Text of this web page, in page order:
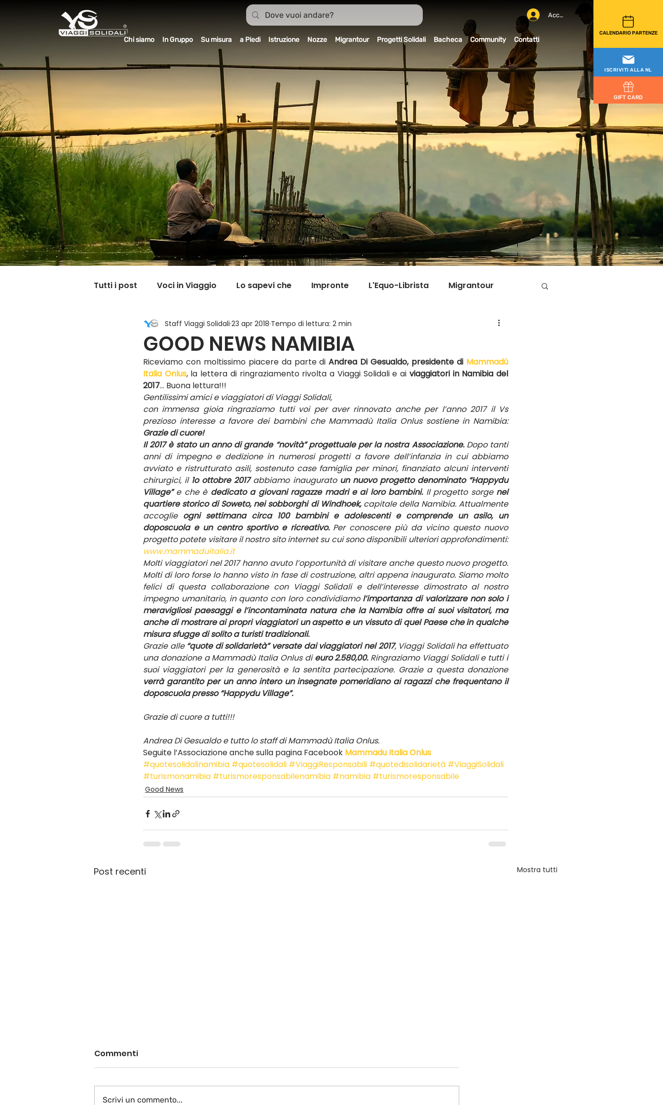
CALENDARIO PARTENZE
Accedi
ISCRIVITI ALLA NL
GIFT CARD
Chi siamo In Gruppo Su misura a Piedi Istruzione Nozze Migrantour Progetti Solidali Bacheca Community Contatti
Tutti i post Voci in Viaggio Lo sapevi che Impronte L'Equo-Librista Migrantour
Dicono di noi Carnet Good News I Viaggi della Tarta
Il mondo @ casa mia Il mondo fuori mi aspetta Viaggi in cucina Pillole di Migrantour
GOOD NEWS NAMIBIA
Staff Viaggi Solidali 23 apr 2018 Tempo di lettura: 2 min
Riceviamo con moltissimo piacere da parte di Andrea Di Gesualdo, presidente di Mammadù
Italia Onlus, la lettera di ringraziamento rivolta a Viaggi Solidali e ai viaggiatori in Namibia del
2017… Buona lettura!!!
Gentilissimi amici e viaggiatori di Viaggi Solidali,
con immensa gioia ringraziamo tutti voi per aver rinnovato anche per l’anno 2017 il Vs
prezioso interesse a favore dei bambini che Mammadù Italia Onlus sostiene in Namibia:
Grazie di cuore!
Il 2017 è stato un anno di grande “novità” progettuale per la nostra Associazione. Dopo tanti
anni di impegno e dedizione in numerosi progetti a favore dell’infanzia in cui abbiamo
avviato e ristrutturato asili, sostenuto case famiglia per minori, finanziato alcuni interventi
chirurgici, il 1o ottobre 2017 abbiamo inaugurato un nuovo progetto denominato “Happydu
Village” e che è dedicato a giovani ragazze madri e ai loro bambini. Il progetto sorge nel
quartiere storico di Soweto, nei sobborghi di Windhoek, capitale della Namibia. Attualmente
accoglie ogni settimana circa 100 bambini e adolescenti e comprende un asilo, un
doposcuola e un centro sportivo e ricreativo. Per conoscere più da vicino questo nuovo
progetto potete visitare il nostro sito internet su cui sono disponibili ulteriori approfondimenti:
www.mammaduitalia.it
Molti viaggiatori nel 2017 hanno avuto l’opportunità di visitare anche questo nuovo progetto.
Molti di loro forse lo hanno visto in fase di costruzione, altri appena inaugurato. Siamo molto
felici di questa collaborazione con Viaggi Solidali e dell’interesse dimostrato al nostro
impegno umanitario, in quanto con loro condividiamo l’importanza di valorizzare non solo i
meravigliosi paesaggi e l’incontaminata natura che la Namibia offre ai suoi visitatori, ma
anche di mostrare ai propri viaggiatori un aspetto e un vissuto di quel Paese che in qualche
misura sfugge di solito a turisti tradizionali.
Grazie alle “quote di solidarietà” versate dai viaggiatori nel 2017, Viaggi Solidali ha effettuato
una donazione a Mammadù Italia Onlus di euro 2.580,00. Ringraziamo Viaggi Solidali e tutti i
suoi viaggiatori per la generosità e la sentita partecipazione. Grazie a questa donazione
verrà garantito per un anno intero un insegnate pomeridiano ai ragazzi che frequentano il
doposcuola presso “Happydu Village”.
Grazie di cuore a tutti!!!
Andrea Di Gesualdo e tutto lo staff di Mammadù Italia Onlus.
Seguite l’Associazione anche sulla pagina Facebook Mammadu Italia Onlus
#quotesolidalinamibia #quotesolidali #ViaggiResponsabili #quotedisolidarietà #ViaggiSolidali
#turismonamibia #turismoresponsabilenamibia #namibia #turismoresponsabile
Good News
Post recenti Mostra tutti
Commenti
Scrivi un commento...